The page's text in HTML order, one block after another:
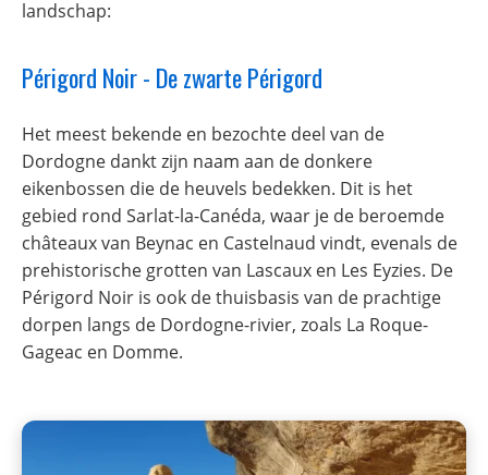
landschap:
Périgord Noir - De zwarte Périgord
Het meest bekende en bezochte deel van de
Dordogne dankt zijn naam aan de donkere
eikenbossen die de heuvels bedekken. Dit is het
gebied rond Sarlat-la-Canéda, waar je de beroemde
châteaux van Beynac en Castelnaud vindt, evenals de
prehistorische grotten van Lascaux en Les Eyzies. De
Périgord Noir is ook de thuisbasis van de prachtige
dorpen langs de Dordogne-rivier, zoals La Roque-
Gageac en Domme.